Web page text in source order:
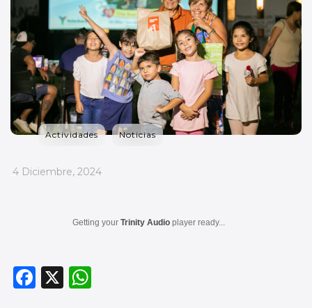
Actividades Noticias
_
4 Diciembre, 2024
Getting your Trinity Audio player ready...
F
X